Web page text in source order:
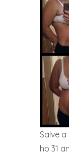
Salve
ho 31